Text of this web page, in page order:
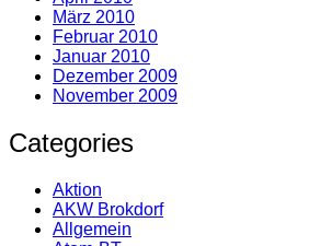
März 2010
Februar 2010
Januar 2010
Dezember 2009
November 2009
Categories
Aktion
AKW Brokdorf
Allgemein